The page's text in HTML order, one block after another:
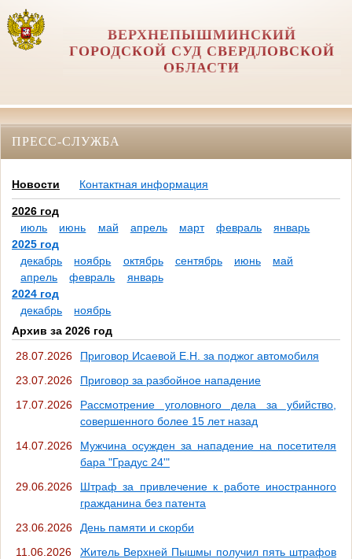
ВЕРХНЕПЫШМИНСКИЙ
ГОРОДСКОЙ СУД СВЕРДЛОВСКОЙ
ОБЛАСТИ
ПРЕСС-СЛУЖБА
Новости Контактная информация
2026 год
июль
июнь май апрель март февраль
январь
2025 год
декабрь
ноябрь октябрь сентябрь июнь
май
апрель
февраль
январь
2024 год
декабрь
ноябрь
Архив за 2026 год
28.07.2026
Приговор Исаевой Е.Н. за поджог автомобиля
23.07.2026
Приговор за разбойное нападение
17.07.2026
Рассмотрение уголовного дела за убийство,
совершенного более 15 лет назад
14.07.2026
Мужчина осужден за нападение на посетителя
бара "Градус 24'"
29.06.2026
Штраф за привлечение к работе иностранного
гражданина без патента
23.06.2026
День памяти и скорби
11.06.2026
Житель Верхней Пышмы получил пять штрафов